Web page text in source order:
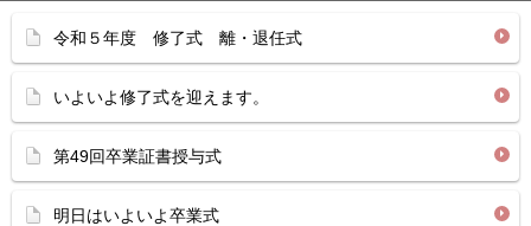
令和５年度 修了式 離・退任式
いよいよ修了式を迎えます。
第49回卒業証書授与式
明日はいよいよ卒業式